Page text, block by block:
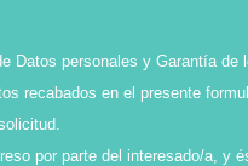
Datos personales y Garantía de
recabados en el presente
por parte del interesado/a, y